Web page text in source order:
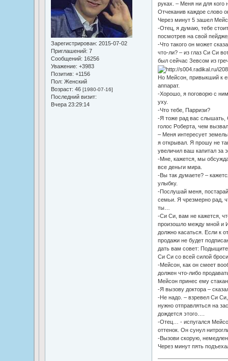
Зарегистрирован: 2015-07-02
Приглашений: 7
Сообщений: 16256
Уважение: +3983
Позитив: +1156
Пол: Женский
Возраст: 46 [1980-07-16]
Последний визит:
Вчера 23:29:14
руках. – Меня ни для кого
Отчеканив каждое слово
Через минут 5 зашел
-Отец, я думаю, тебе
посмотрев на свой
-Что такого он может
что-ли? – из глаз Си Си
был сейчас Зевсом из
Но Мейсон, привыкший к
аппарат.
-Хорошо, я поговорю с ним
уху.
-Что тебе, Парризи?
-Я тоже рад вас слышать,
голос Роберта, чем
– Меня интересует
я открывал. Я прошу не
увеличил ваш капитал за
-Мне, кажется, мы
все деньги мира.
-Вы так думаете? –
улыбку.
-Послушай меня,
семьи. Я чрезмерно рад,
ты…
-Си Си, вам не кажется,
произошло между мной и
должно касаться. Если к
продажи не будет
дать вам совет:
Си Си со всей силой
-Мейсон, как он смеет
должен что-либо
Мейсон принес ему
-Я вызову доктора –
-Не надо. – взревел Си
нужно отправляться на
дождется этого….
-Отец… - испугался
оттенок. Он сунул
-Вызови скорую,
Через минут пять